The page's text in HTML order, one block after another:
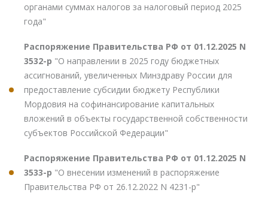
органами суммах налогов за налоговый период 2025
года"
Распоряжение Правительства РФ от 01.12.2025 N
3532-р "О направлении в 2025 году бюджетных
ассигнований, увеличенных Минздраву России для
предоставление субсидии бюджету Республики
Мордовия на софинансирование капитальных
вложений в объекты государственной собственности
субъектов Российской Федерации"
Распоряжение Правительства РФ от 01.12.2025 N
3533-р "О внесении изменений в распоряжение
Правительства РФ от 26.12.2022 N 4231-р"